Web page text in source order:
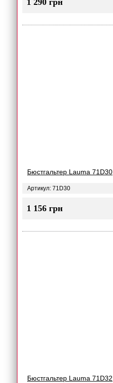
1 290 грн
Бюстгальтер Lauma 71D30
Артикул: 71D30
1 156 грн
Бюстгальтер Lauma 71D32